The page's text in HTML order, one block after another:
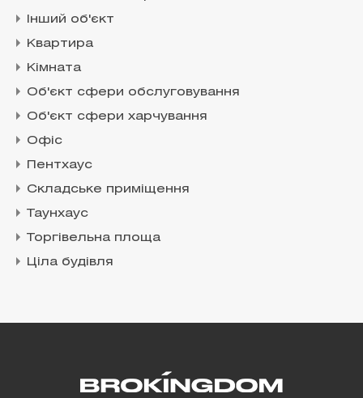
Інший об'єкт
Квартира
Кімната
Об'єкт сфери обслуговування
Об'єкт сфери харчування
Офіс
Пентхаус
Складське приміщення
Таунхаус
Торгівельна площа
Ціла будівля